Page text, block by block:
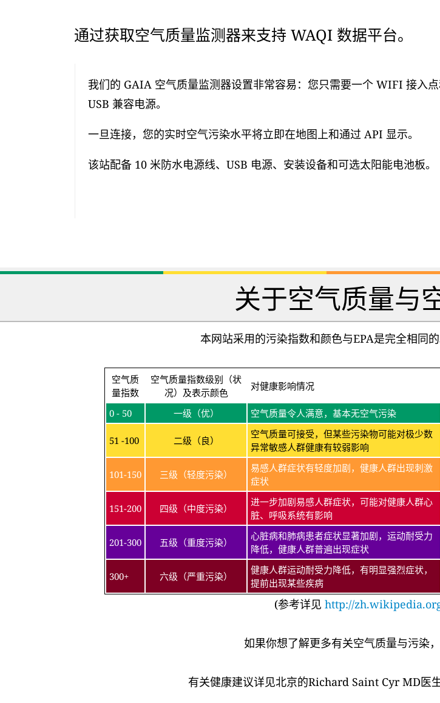
通过获取空气质量监测器来支持 WAQI 数据平台。
我们的 GAIA 空气质量监测器设置非常容易：您只需要一个 WIFI 接入
USB 兼容电源。
一旦连接，您的实时空气污染水平将立即在地图上和通过 API 显示。
该站配备 10 米防水电源线、USB 电源、安装设备和可选太阳能电池板。
关于空气质量与
本网站采用的污染指数和颜色与EPA是完全相同
空气质
量指数
空气质量指数级别（状
况）及表示颜色
对健康影响情况
0 - 50 一级（优） 空气质量令人满意，基本无空气污染
51 -100 二级（良）
空气质量可接受，但某些污染物可能对极少数
异常敏感人群健康有较弱影响
101-150 三级（轻度污染）
易感人群症状有轻度加剧，健康人群出现刺激
症状
151-200 四级（中度污染）
进一步加剧易感人群症状，可能对健康人群心
脏、呼吸系统有影响
201-300 五级（重度污染）
心脏病和肺病患者症状显著加剧，运动耐受力
降低，健康人群普遍出现症状
300+ 六级（严重污染）
健康人群运动耐受力降低，有明显强烈症状，
提前出现某些疾病
(参考详见 http://
如果你想了解更多有关空气质量与污染
有关健康建议详见北京的Richard Saint Cyr MD医生